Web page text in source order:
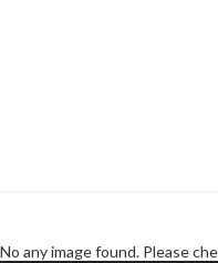
No any image found. Please